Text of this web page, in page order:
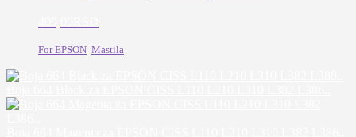
For EPSON Mastila